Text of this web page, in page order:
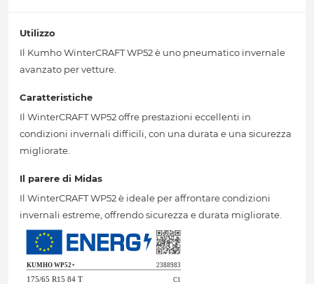
Utilizzo
Il Kumho WinterCRAFT WP52 è uno pneumatico invernale
avanzato per vetture.
Caratteristiche
Il WinterCRAFT WP52 offre prestazioni eccellenti in
condizioni invernali difficili, con una durata e una sicurezza
migliorate.
Il parere di Midas
Il WinterCRAFT WP52 è ideale per affrontare condizioni
invernali estreme, offrendo sicurezza e durata migliorate.